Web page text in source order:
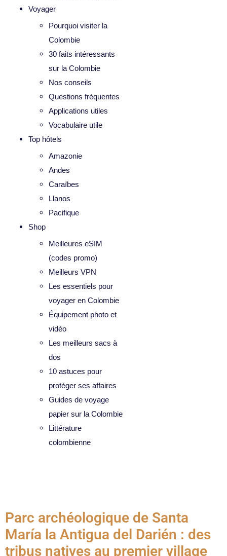
Voyager
Pourquoi visiter la
Colombie
30 faits intéressants
sur la Colombie
Nos conseils
Questions fréquentes
Applications utiles
Vocabulaire utile
Top hôtels
Amazonie
Andes
Caraïbes
Llanos
Pacifique
Shop
Meilleures eSIM
(codes promo)
Meilleurs VPN
Les essentiels pour
voyager en Colombie
Équipement photo et
vidéo
Les meilleurs sacs à
dos
10 astuces pour
protéger ses affaires
Guides de voyage
papier sur la Colombie
Littérature
colombienne
Parc archéologique de Santa
María la Antigua del Darién : des
tribus natives au premier village